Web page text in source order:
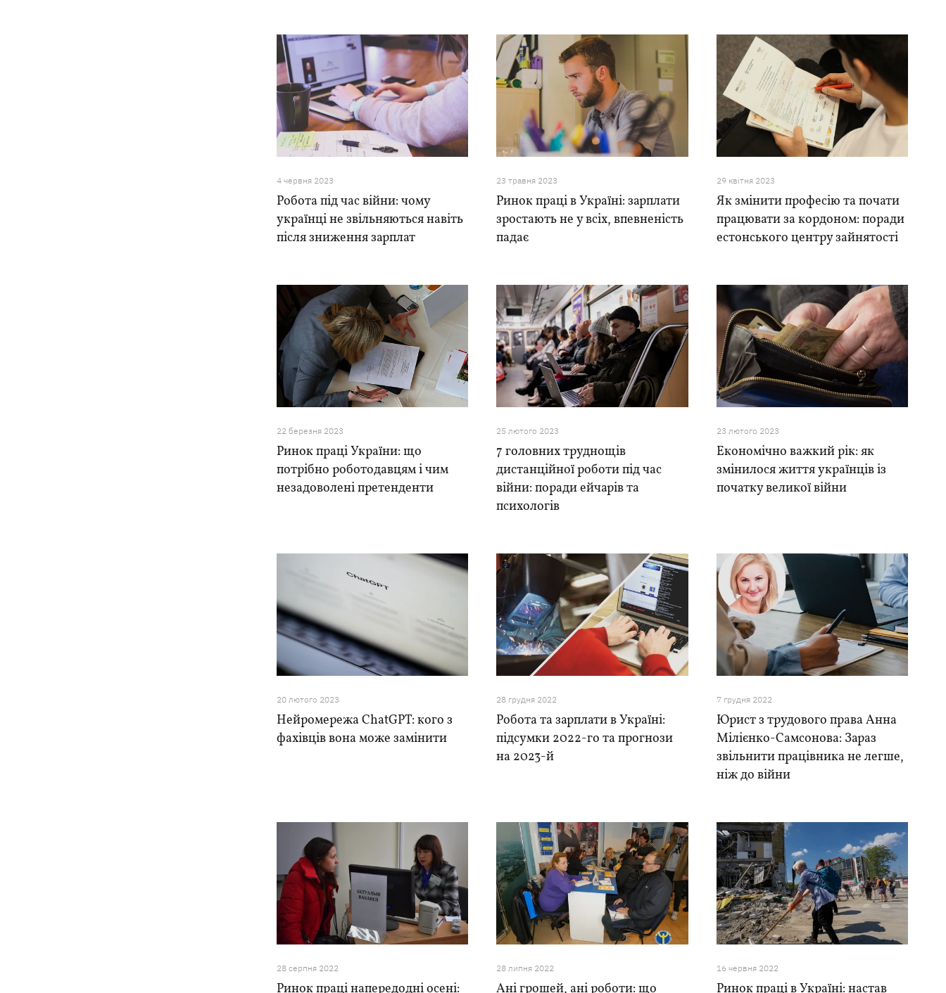
4 червня 2023
Робота під час війни: чому
українці не звільняються навіть
після зниження зарплат
23 травня 2023
Ринок праці в Україні: зарплати
зростають не у всіх, впевненість
падає
29 квiтня 2023
Як змінити професію та почати
працювати за кордоном: поради
естонського центру зайнятості
22 березня 2023
Ринок праці України: що
потрібно роботодавцям і чим
незадоволені претенденти
25 лютого 2023
7 головних труднощів
дистанційної роботи під час
війни: поради ейчарів та
психологів
23 лютого 2023
Економічно важкий рік: як
змінилося життя українців із
початку великої війни
20 лютого 2023
Нейромережа ChatGPT: кого з
фахівців вона може замінити
28 грудня 2022
Робота та зарплати в Україні:
підсумки 2022-го та прогнози
на 2023-й
7 грудня 2022
Юрист з трудового права Анна
Мілієнко-Самсонова: Зараз
звільнити працівника не легше,
ніж до війни
28 серпня 2022
Ринок праці напередодні осені:
28 липня 2022
Ані грошей, ані роботи: що
16 червня 2022
Ринок праці в Україні: настав